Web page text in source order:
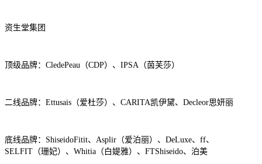
资生堂集团
顶级品牌：CledePeau（CDP）、IPSA（茵芙莎）
二线品牌：Ettusais（爱杜莎）、CARITA凯伊黛、Decleor思妍丽
底线品牌：ShiseidoFitit、Asplir（爱泊丽）、DeLuxe、ff、
SELFIT（珊妃）、Whitia（白媞雅）、FTShiseido、泊美